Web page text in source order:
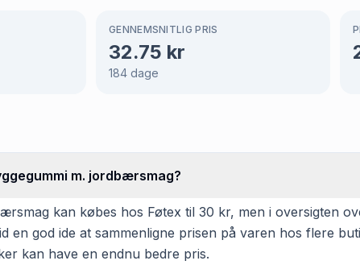
GENNEMSNITLIG PRIS
32.75 kr
184 dage
m. jordbærsmag?
kan købes hos Føtex til 30 kr, men i oversigten
en god ide at sammenligne prisen på varen hos flere
kan have en endnu bedre pris.